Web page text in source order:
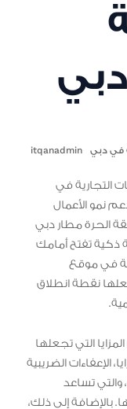
في دبي itqanadmin
التجارية في
نمو الأعمال
الحرة مطار دبي
ذكية تفتح أمامك
في موقع
نقطة انطلاق
التي تجعلها
الإعفاءات الضريبية
والتي تساعد
بالإضافة إلى ذلك،